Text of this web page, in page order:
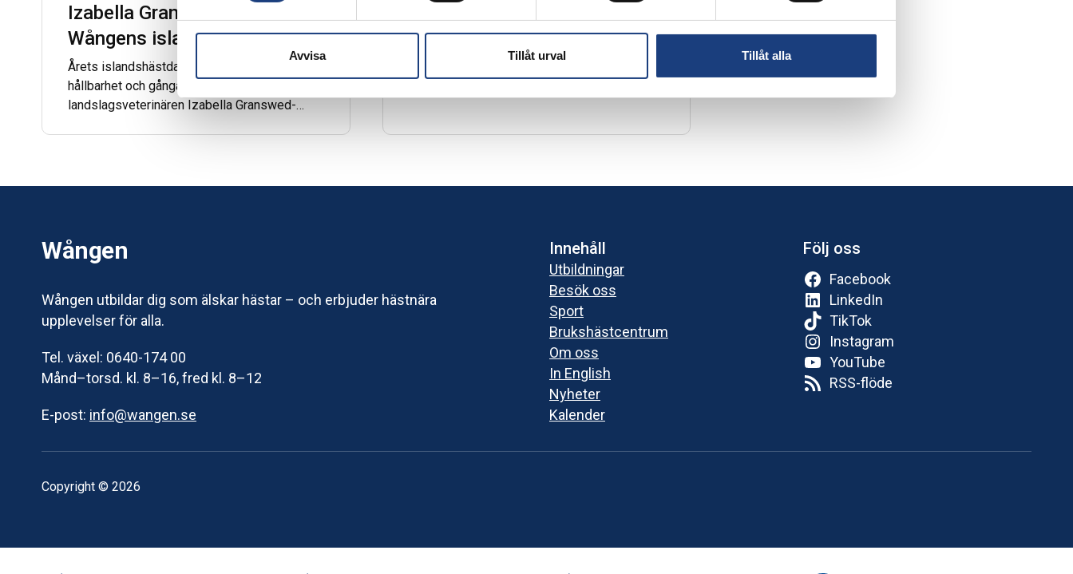
Avvisa Tillåt urval Tillåt alla
Izabella Granswed-Billow till
Wångens islandshästdagar
Årets islandshästdagar har tema Hälsa,
hållbarhet och gångarter. Då kommer
landslagsveterinären Izabella Granswed-
Wången
Wången utbildar dig som älskar hästar – och erbjuder hästnära
upplevelser för alla.
Tel. växel: 0640-174 00
Månd–torsd. kl. 8–16, fred kl. 8–12
E-post: info@wangen.se
Innehåll
Utbildningar
Besök oss
Sport
Brukshästcentrum
Om oss
In English
Nyheter
Kalender
Följ oss
Facebook
LinkedIn
TikTok
Instagram
YouTube
RSS-flöde
Copyright © 2026